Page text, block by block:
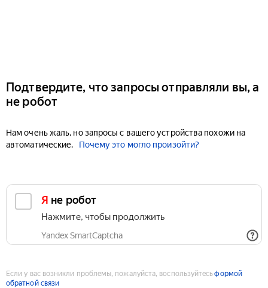
Подтвердите, что запросы отправляли вы, а
не робот
Нам очень жаль, но запросы с вашего устройства похожи на
автоматические.
Почему это могло произойти?
Я не робот
Нажмите, чтобы продолжить
Yandex SmartCaptcha
Если у вас возникли проблемы, пожалуйста, воспользуйтесьформой
обратной связи